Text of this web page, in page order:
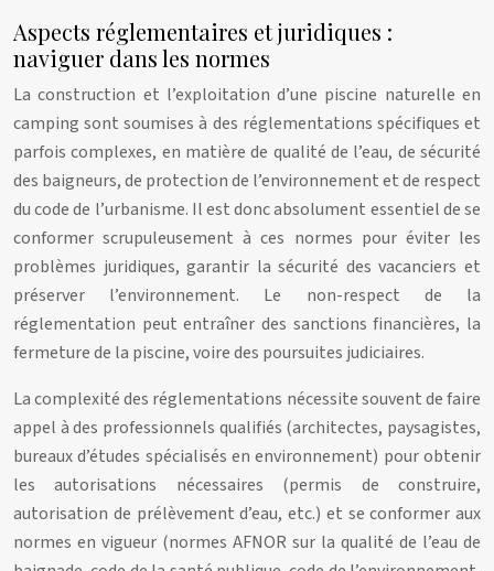
Aspects réglementaires et juridiques :
naviguer dans les normes
La construction et l’exploitation d’une piscine naturelle en
camping sont soumises à des réglementations spécifiques et
parfois complexes, en matière de qualité de l’eau, de sécurité
des baigneurs, de protection de l’environnement et de respect
du code de l’urbanisme. Il est donc absolument essentiel de se
conformer scrupuleusement à ces normes pour éviter les
problèmes juridiques, garantir la sécurité des vacanciers et
préserver l’environnement. Le non-respect de la
réglementation peut entraîner des sanctions financières, la
fermeture de la piscine, voire des poursuites judiciaires.
La complexité des réglementations nécessite souvent de faire
appel à des professionnels qualifiés (architectes, paysagistes,
bureaux d’études spécialisés en environnement) pour obtenir
les autorisations nécessaires (permis de construire,
autorisation de prélèvement d’eau, etc.) et se conformer aux
normes en vigueur (normes AFNOR sur la qualité de l’eau de